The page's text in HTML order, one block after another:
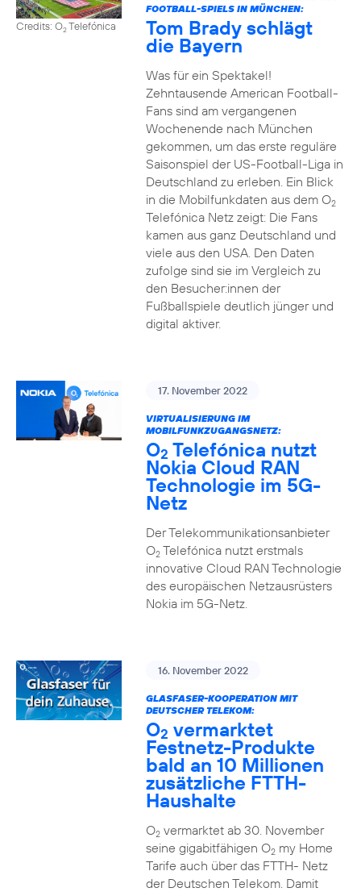
Credits: O2Telefónica
FOOTBALL-SPIELS IN MÜNCHEN:
Tom Brady schlägt
die Bayern
Was für ein Spektakel!
Zehntausende American Football-
Fans sind am vergangenen
Wochenende nach München
gekommen, um das erste reguläre
Saisonspiel der US-Football-Liga in
Deutschland zu erleben. Ein Blick
in die Mobilfunkdaten aus dem O2
Telefónica Netz zeigt: Die Fans
kamen aus ganz Deutschland und
viele aus den USA. Den Daten
zufolge sind sie im Vergleich zu
den Besucher:innen der
Fußballspiele deutlich jünger und
digital aktiver.
17. November 2022
VIRTUALISIERUNG IM
MOBILFUNKZUGANGSNETZ:
O2 Telefónica nutzt
Nokia Cloud RAN
Technologie im 5G-
Netz
Der Telekommunikationsanbieter
O2Telefónica nutzt erstmals
innovative Cloud RAN Technologie
des europäischen Netzausrüsters
Nokia im 5G-Netz.
16. November 2022
GLASFASER-KOOPERATION MIT
DEUTSCHER TELEKOM:
O2 vermarktet
Festnetz-Produkte
bald an 10 Millionen
zusätzliche FTTH-
Haushalte
O2vermarktet ab 30. November
seine gigabitfähigen O2my Home
Tarife auch über das FTTH- Netz
der Deutschen Telekom. Damit